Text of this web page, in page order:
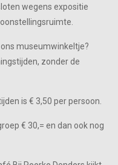
wegens expositie
museumwinkeltje?
zonder de
is € 3,50 per persoon.
€ 30,= en dan ook nog